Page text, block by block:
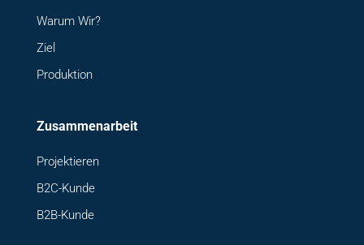
Warum Wir?
Ziel
Produktion
Zusammenarbeit
Projektieren
B2C-Kunde
B2B-Kunde